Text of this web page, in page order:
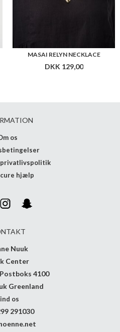
MASAI RELYN NECKLACE
DKK 129,00
os
privatlivspolitik
hjælp
Nuuk
Center
4100
Greenland
os
291030